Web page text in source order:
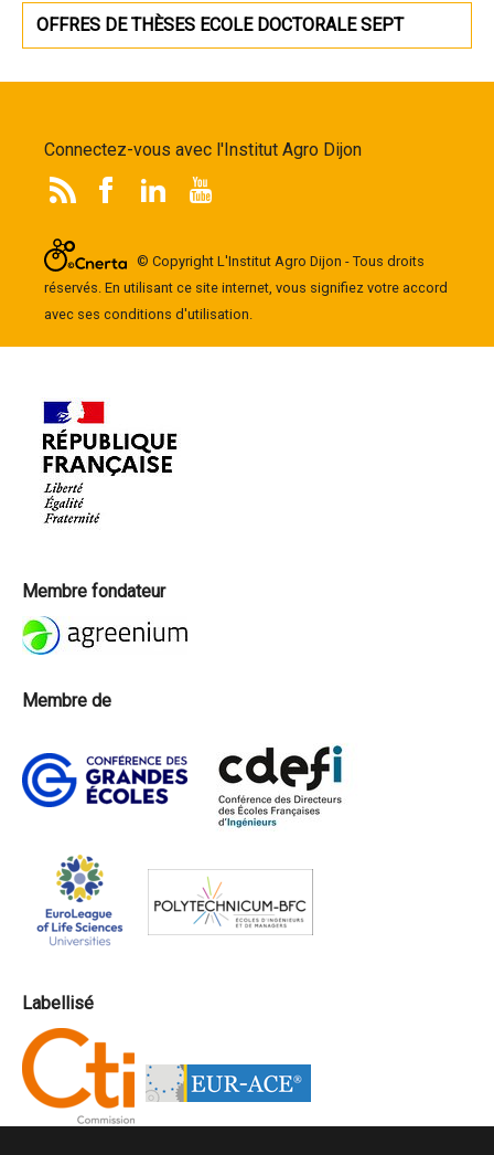
OFFRES DE THÈSES ECOLE DOCTORALE SEPT
Connectez-vous avec l'Institut Agro Dijon
© Copyright L'Institut Agro Dijon - Tous droits
réservés. En utilisant ce site internet, vous signifiez votre accord
avec ses conditions d'utilisation.
Membre fondateur
Membre de
Labellisé